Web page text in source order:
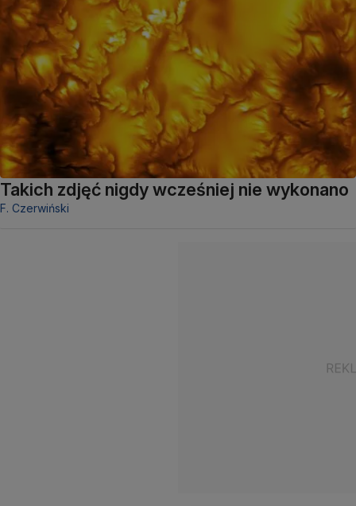
Takich zdjęć nigdy wcześniej nie wykonano
F. Czerwiński